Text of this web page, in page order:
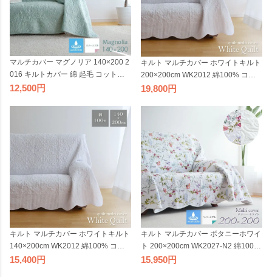
マルチカバー マグノリア 140×200 2
016 キルトカバー 綿 起毛 コットン
アイボリー ライトグリーン リバーシ
ャブル ソファカバー ベッドカバー
ベッドスプレッド こたつ布団カバー
ラグ マット 長方形
12,500
キルト マルチカバー ホワイトキルト
200×200cm WK2012 綿100% コッ
トン100% ホワイト 無地 ウォッシャ
ベッドカバー ベッドスプレッド ソフ
19,800
キルト マルチカバー ホワイトキルト
140×200cm WK2012 綿100% コッ
トン100% ホワイト 無地 ウォッシャ
15,400
キルト マルチカバー ボタニーホワイ
ト 200×200cm WK2027-N2 綿100%
コットン100% ホワイト 花柄 無地 ウ
15,950